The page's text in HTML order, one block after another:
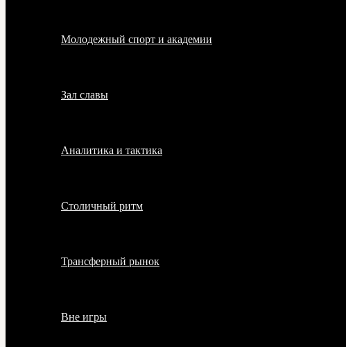
Молодежный спорт и академии
Зал славы
Аналитика и тактика
Столичный ритм
Трансферный рынок
Вне игры